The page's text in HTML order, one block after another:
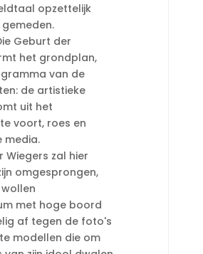
opzettelijk
Geburt der
het grondplan,
van de
de artistieke
uit het
voort, roes en
media.
Wiegers zal hier
omgesprongen,
met hoge boord
af tegen de foto's
modellen die om